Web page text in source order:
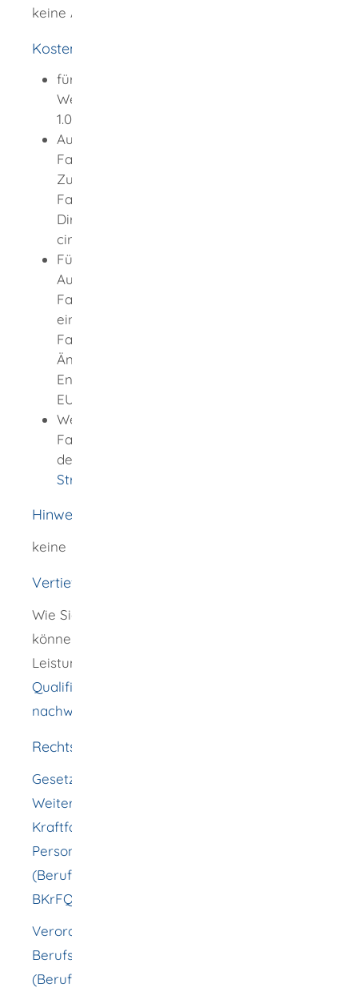
keine Angaben möglich
Kosten
für die Teilnahme an einem
Weiterbildungskurs: circa 500,00 EUR bis
1.000 EUR (je nach Ausbildungsstätte)
Ausstellung eines
Fahrerqualifizierungsnachweises sowie
Zustellung des
Fahrerqualifizierungsnachweises im
Direktversand innerhalb Deutschlands:
circa 11,70 EUR
Für die Prüfung eines Antrags auf
Ausstellung eines
Fahrerqualifizierungsnachweises oder
eines neuen
Fahrerqualifizierungsnachweises bei
Änderungen oder Beschädigung sowie
Entscheidung über den Antrag: circa 15,80
EUR
Weitere Kostenübersichten verschiedene
Fallkonstellationen entnehmen Sie bitte
der
Straßenverkehr (GebOSt)
Hinweise
keine
Vertiefende Informationen
Wie Sie die Grundqualifikation erwerben
können, erfahren Sie in der
Leistungsbeschreibung "
Qualifikation - Grundqualifikation
nachweisen
Rechtsgrundlage
Gesetz über die Grundqualifikation und
Weiterbildung der Fahrer bestimmter
Kraftfahrzeuge für den Güterkraft- oder
Personenverkehr
(Berufskraftfahrerqualifikationsgesetz -
BKrFQG)
Verordnung zur Durchführung des
Berufskraftfahrer-Qualifikations-Gesetzes
(Berufskraftfahrerqualifikationsverordnung -